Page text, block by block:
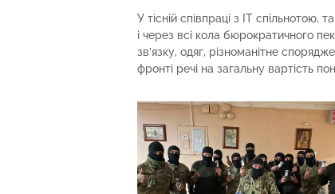
У тісній співпраці з ІТ
і через всі кола бюрократичного
зв’язку, одяг, різноманітне
фронті речі на загальну вартість